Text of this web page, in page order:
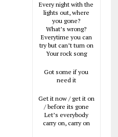
Every night with the
lights out, where
you gone?
What’s wrong?
Everytime you can
try but can’t turn on
Your rock song
Got some if you
need it
Get it now / get it on
/ before its gone
Let’s everybody
carry on, carry on